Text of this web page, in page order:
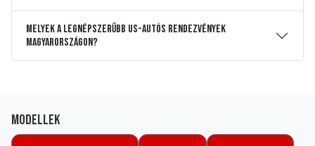
Melyek a legnépszerűbb US-autós rendezvények
Magyarországon?
Modellek